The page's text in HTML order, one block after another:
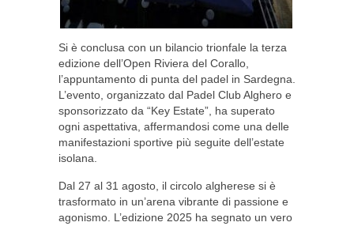
Si è conclusa con un bilancio trionfale la terza
edizione dell’Open Riviera del Corallo,
l’appuntamento di punta del padel in Sardegna.
L’evento, organizzato dal Padel Club Alghero e
sponsorizzato da “Key Estate”, ha superato
ogni aspettativa, affermandosi come una delle
manifestazioni sportive più seguite dell’estate
isolana.
Dal 27 al 31 agosto, il circolo algherese si è
trasformato in un’arena vibrante di passione e
agonismo. L’edizione 2025 ha segnato un vero